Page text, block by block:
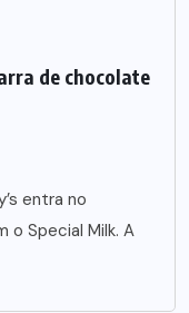
de chocolate
entra no
o Special Milk. A